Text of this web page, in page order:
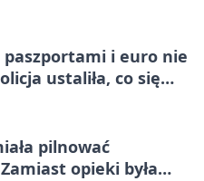
paszportami i euro nie
ustaliła, co się
pilnować
opieki była